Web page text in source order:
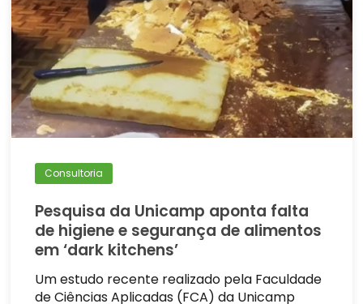
Consultoria
Pesquisa da Unicamp aponta falta
de higiene e segurança de alimentos
em ‘dark kitchens’
Um estudo recente realizado pela Faculdade
de Ciências Aplicadas (FCA) da Unicamp